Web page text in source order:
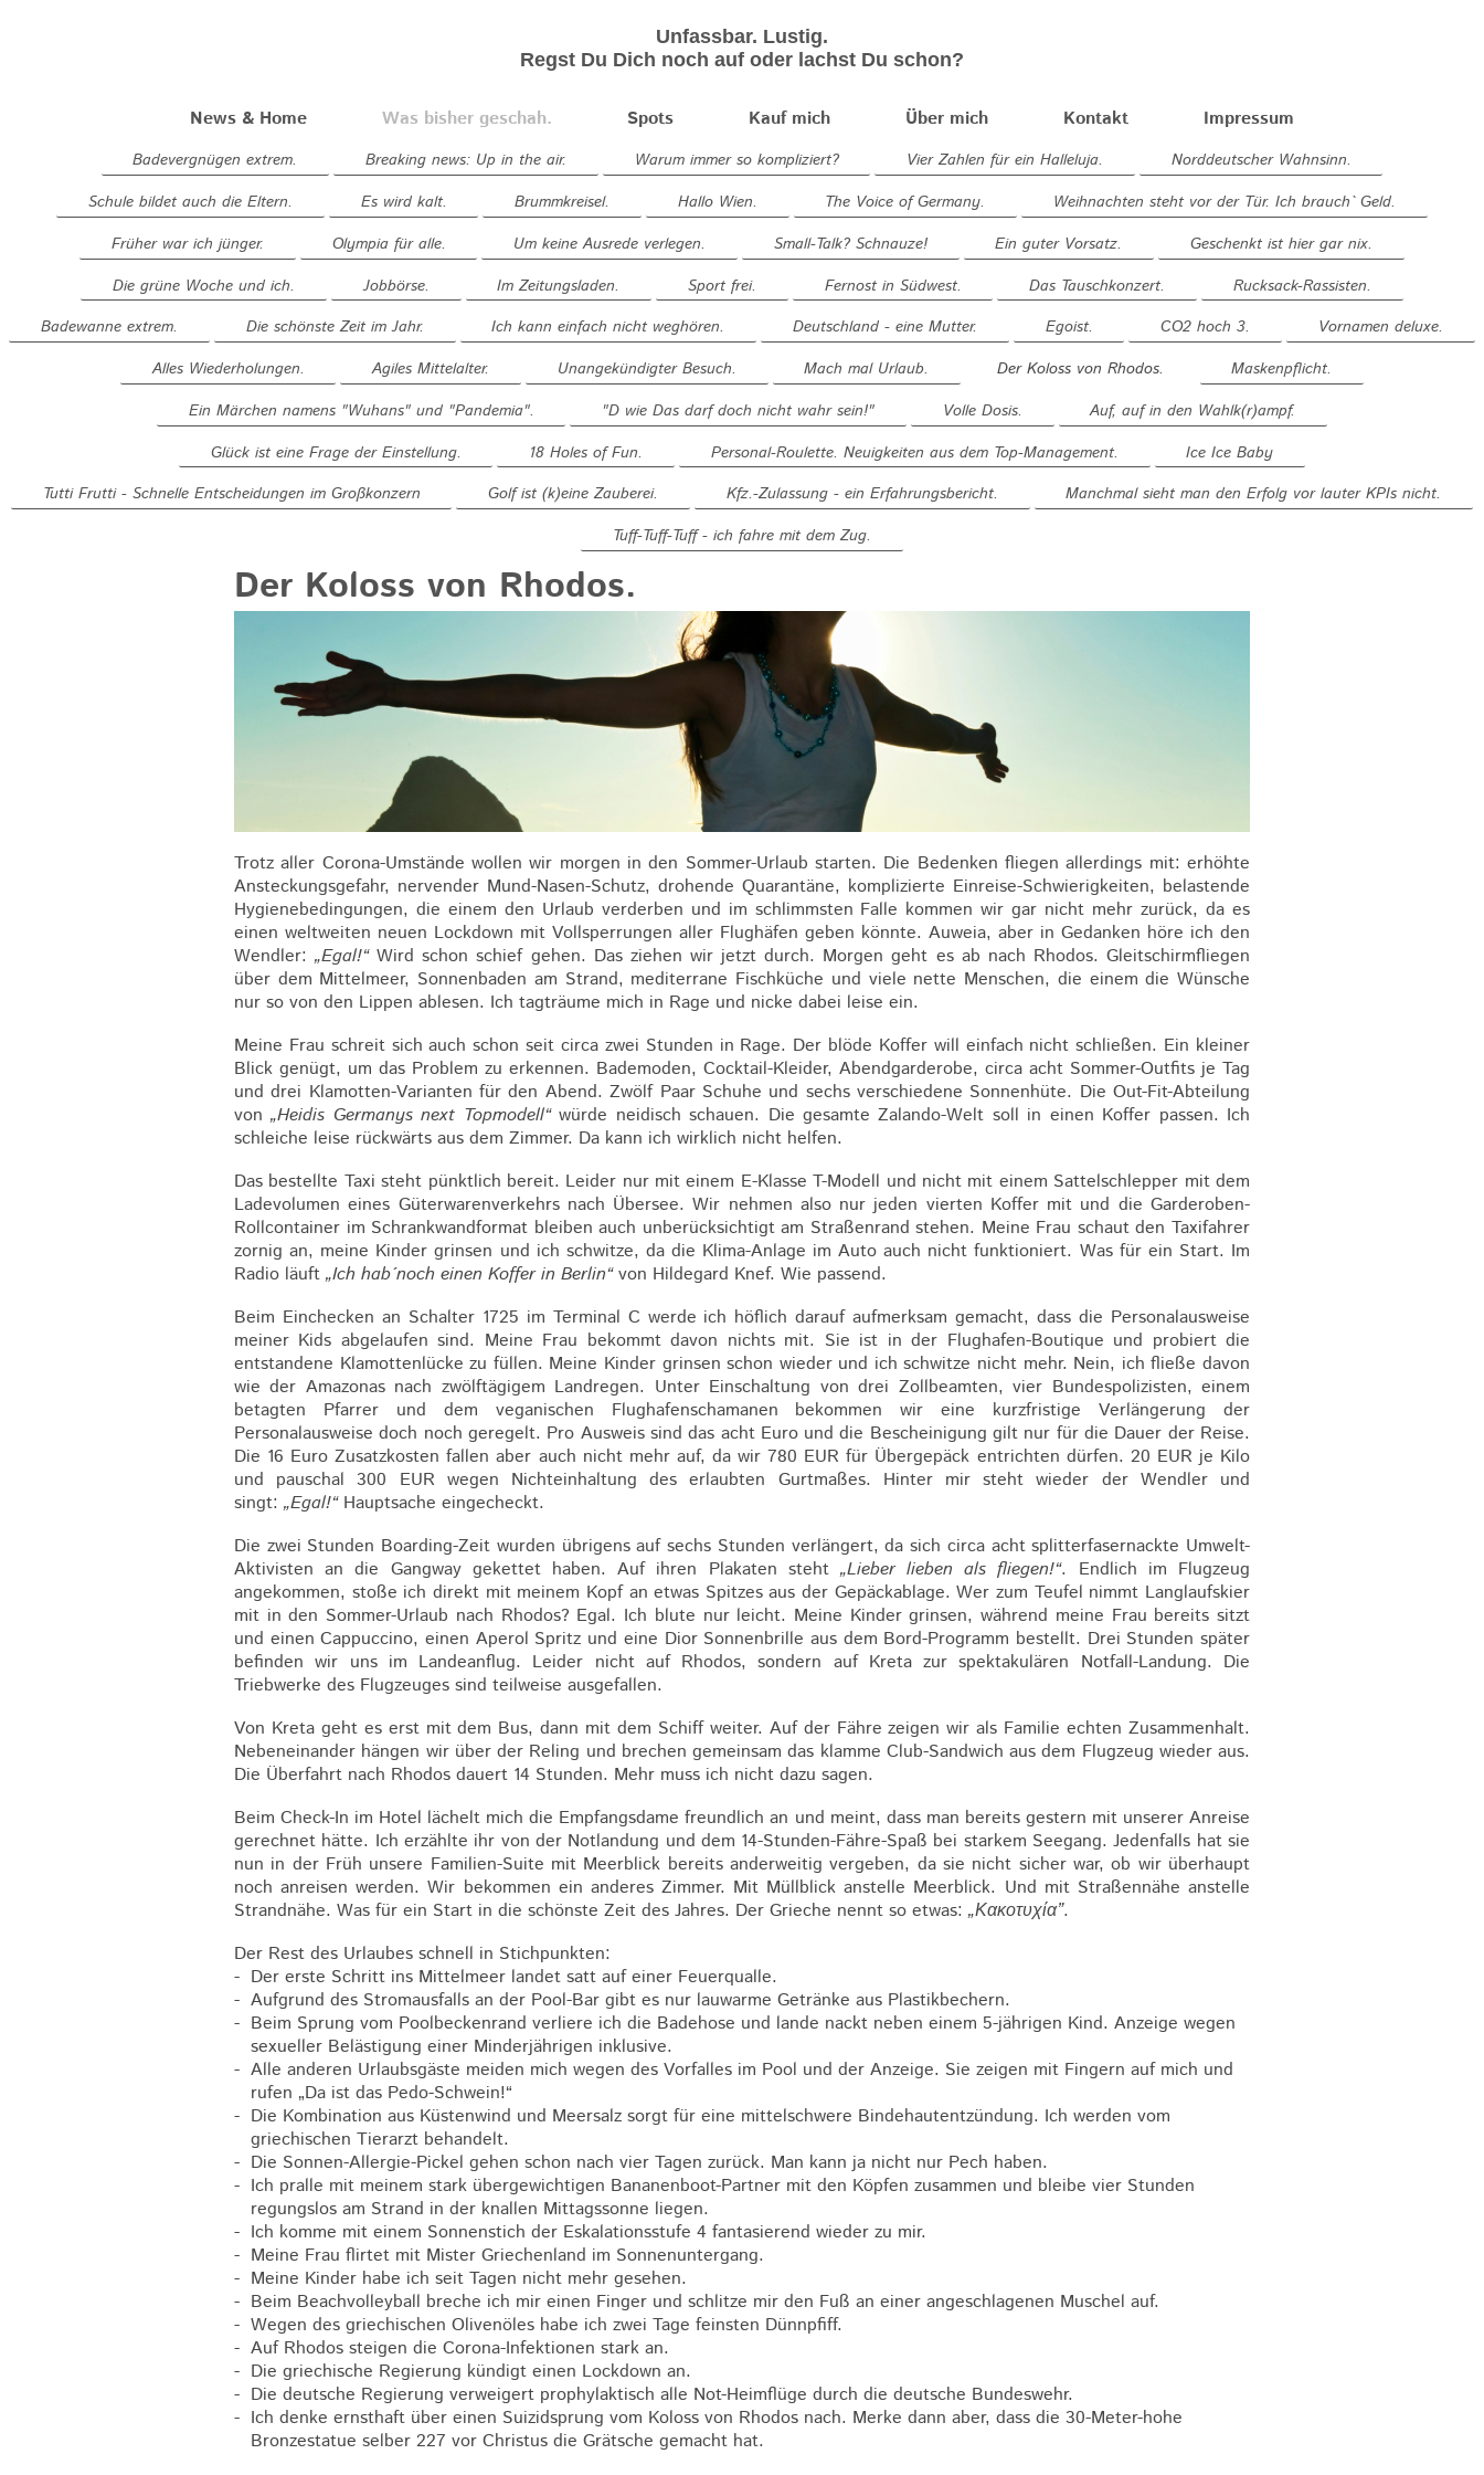
Unfassbar. Lustig.
Regst Du Dich noch auf oder lachst Du schon?
News & Home Was bisher geschah. Spots Kauf mich Über mich Kontakt Impressum
Badevergnügen extrem. Breaking news: Up in the air. Warum immer so kompliziert? Vier Zahlen für ein Halleluja.
Norddeutscher Wahnsinn.
Schule bildet auch die Eltern.
Es wird kalt. Brummkreisel. Hallo Wien. The Voice of Germany.
Weihnachten steht vor der Tür. Ich brauch` Geld.
Früher war ich jünger.
Olympia für alle. Um keine Ausrede verlegen. Small-Talk? Schnauze! Ein guter Vorsatz.
Geschenkt ist hier gar nix.
Die grüne Woche und ich.
Jobbörse. Im Zeitungsladen. Sport frei. Fernost in Südwest. Das Tauschkonzert.
Rucksack-Rassisten.
Badewanne extrem.
Die schönste Zeit im Jahr. Ich kann einfach nicht weghören. Deutschland - eine Mutter. Egoist. CO2 hoch 3.
Vornamen deluxe.
Alles Wiederholungen.
Agiles Mittelalter. Unangekündigter Besuch. Mach mal Urlaub. Der Koloss von Rhodos.
Maskenpflicht.
Ein Märchen namens "Wuhans" und "Pandemia".
"D wie Das darf doch nicht wahr sein!" Volle Dosis.
Auf, auf in den Wahlk(r)ampf.
Glück ist eine Frage der Einstellung.
18 Holes of Fun. Personal-Roulette. Neuigkeiten aus dem Top-Management.
Ice Ice Baby
Tutti Frutti - Schnelle Entscheidungen im Großkonzern
Golf ist (k)eine Zauberei. Kfz.-Zulassung - ein Erfahrungsbericht.
Manchmal sieht man den Erfolg vor lauter KPIs nicht.
Tuff-Tuff-Tuff - ich fahre mit dem Zug.
Der Koloss von Rhodos.
Trotz aller Corona-Umstände wollen wir morgen in den Sommer-Urlaub starten. Die Bedenken fliegen allerdings mit: erhöhte
Ansteckungsgefahr, nervender Mund-Nasen-Schutz, drohende Quarantäne, komplizierte Einreise-Schwierigkeiten, belastende
Hygienebedingungen, die einem den Urlaub verderben und im schlimmsten Falle kommen wir gar nicht mehr zurück, da es
einen weltweiten neuen Lockdown mit Vollsperrungen aller Flughäfen geben könnte. Auweia, aber in Gedanken höre ich den
Wendler:„Egal!“Wird schon schief gehen. Das ziehen wir jetzt durch. Morgen geht es ab nach Rhodos. Gleitschirmfliegen
über dem Mittelmeer, Sonnenbaden am Strand, mediterrane Fischküche und viele nette Menschen, die einem die Wünsche
nur so von den Lippen ablesen. Ich tagträume mich in Rage und nicke dabei leise ein.
Meine Frau schreit sich auch schon seit circa zwei Stunden in Rage. Der blöde Koffer will einfach nicht schließen. Ein kleiner
Blick genügt, um das Problem zu erkennen. Bademoden, Cocktail-Kleider, Abendgarderobe, circa acht Sommer-Outfits je Tag
und drei Klamotten-Varianten für den Abend. Zwölf Paar Schuhe und sechs verschiedene Sonnenhüte. Die Out-Fit-Abteilung
von„Heidis Germanys next Topmodell“würde neidisch schauen. Die gesamte Zalando-Welt soll in einen Koffer passen. Ich
schleiche leise rückwärts aus dem Zimmer. Da kann ich wirklich nicht helfen.
Das bestellte Taxi steht pünktlich bereit. Leider nur mit einem E-Klasse T-Modell und nicht mit einem Sattelschlepper mit dem
Ladevolumen eines Güterwarenverkehrs nach Übersee. Wir nehmen also nur jeden vierten Koffer mit und die Garderoben-
Rollcontainer im Schrankwandformat bleiben auch unberücksichtigt am Straßenrand stehen. Meine Frau schaut den Taxifahrer
zornig an, meine Kinder grinsen und ich schwitze, da die Klima-Anlage im Auto auch nicht funktioniert. Was für ein Start. Im
Radio läuft„Ich hab´noch einen Koffer in Berlin“von Hildegard Knef. Wie passend.
Beim Einchecken an Schalter 1725 im Terminal C werde ich höflich darauf aufmerksam gemacht, dass die Personalausweise
meiner Kids abgelaufen sind. Meine Frau bekommt davon nichts mit. Sie ist in der Flughafen-Boutique und probiert die
entstandene Klamottenlücke zu füllen. Meine Kinder grinsen schon wieder und ich schwitze nicht mehr. Nein, ich fließe davon
wie der Amazonas nach zwölftägigem Landregen. Unter Einschaltung von drei Zollbeamten, vier Bundespolizisten, einem
betagten Pfarrer und dem veganischen Flughafenschamanen bekommen wir eine kurzfristige Verlängerung der
Personalausweise doch noch geregelt. Pro Ausweis sind das acht Euro und die Bescheinigung gilt nur für die Dauer der Reise.
Die 16 Euro Zusatzkosten fallen aber auch nicht mehr auf, da wir 780 EUR für Übergepäck entrichten dürfen. 20 EUR je Kilo
und pauschal 300 EUR wegen Nichteinhaltung des erlaubten Gurtmaßes. Hinter mir steht wieder der Wendler und
singt:„Egal!“Hauptsache eingecheckt.
Die zwei Stunden Boarding-Zeit wurden übrigens auf sechs Stunden verlängert, da sich circa acht splitterfasernackte Umwelt-
Aktivisten an die Gangway gekettet haben. Auf ihren Plakaten steht„Lieber lieben als fliegen!“. Endlich im Flugzeug
angekommen, stoße ich direkt mit meinem Kopf an etwas Spitzes aus der Gepäckablage. Wer zum Teufel nimmt Langlaufskier
mit in den Sommer-Urlaub nach Rhodos? Egal. Ich blute nur leicht. Meine Kinder grinsen, während meine Frau bereits sitzt
und einen Cappuccino, einen Aperol Spritz und eine Dior Sonnenbrille aus dem Bord-Programm bestellt. Drei Stunden später
befinden wir uns im Landeanflug. Leider nicht auf Rhodos, sondern auf Kreta zur spektakulären Notfall-Landung. Die
Triebwerke des Flugzeuges sind teilweise ausgefallen.
Von Kreta geht es erst mit dem Bus, dann mit dem Schiff weiter. Auf der Fähre zeigen wir als Familie echten Zusammenhalt.
Nebeneinander hängen wir über der Reling und brechen gemeinsam das klamme Club-Sandwich aus dem Flugzeug wieder aus.
Die Überfahrt nach Rhodos dauert 14 Stunden. Mehr muss ich nicht dazu sagen.
Beim Check-In im Hotel lächelt mich die Empfangsdame freundlich an und meint, dass man bereits gestern mit unserer Anreise
gerechnet hätte. Ich erzählte ihr von der Notlandung und dem 14-Stunden-Fähre-Spaß bei starkem Seegang. Jedenfalls hat sie
nun in der Früh unsere Familien-Suite mit Meerblick bereits anderweitig vergeben, da sie nicht sicher war, ob wir überhaupt
noch anreisen werden. Wir bekommen ein anderes Zimmer. Mit Müllblick anstelle Meerblick. Und mit Straßennähe anstelle
Strandnähe. Was für ein Start in die schönste Zeit des Jahres. Der Grieche nennt so etwas:„Κακοτυχία”.
Der Rest des Urlaubes schnell in Stichpunkten:
- Der erste Schritt ins Mittelmeer landet satt auf einer Feuerqualle.
- Aufgrund des Stromausfalls an der Pool-Bar gibt es nur lauwarme Getränke aus Plastikbechern.
- Beim Sprung vom Poolbeckenrand verliere ich die Badehose und lande nackt neben einem 5-jährigen Kind. Anzeige wegen
sexueller Belästigung einer Minderjährigen inklusive.
- Alle anderen Urlaubsgäste meiden mich wegen des Vorfalles im Pool und der Anzeige. Sie zeigen mit Fingern auf mich und
rufen „Da ist das Pedo-Schwein!“
- Die Kombination aus Küstenwind und Meersalz sorgt für eine mittelschwere Bindehautentzündung. Ich werden vom
griechischen Tierarzt behandelt.
- Die Sonnen-Allergie-Pickel gehen schon nach vier Tagen zurück. Man kann ja nicht nur Pech haben.
- Ich pralle mit meinem stark übergewichtigen Bananenboot-Partner mit den Köpfen zusammen und bleibe vier Stunden
regungslos am Strand in der knallen Mittagssonne liegen.
- Ich komme mit einem Sonnenstich der Eskalationsstufe 4 fantasierend wieder zu mir.
- Meine Frau flirtet mit Mister Griechenland im Sonnenuntergang.
- Meine Kinder habe ich seit Tagen nicht mehr gesehen.
- Beim Beachvolleyball breche ich mir einen Finger und schlitze mir den Fuß an einer angeschlagenen Muschel auf.
- Wegen des griechischen Olivenöles habe ich zwei Tage feinsten Dünnpfiff.
- Auf Rhodos steigen die Corona-Infektionen stark an.
- Die griechische Regierung kündigt einen Lockdown an.
- Die deutsche Regierung verweigert prophylaktisch alle Not-Heimflüge durch die deutsche Bundeswehr.
- Ich denke ernsthaft über einen Suizidsprung vom Koloss von Rhodos nach. Merke dann aber, dass die 30-Meter-hohe
Bronzestatue selber 227 vor Christus die Grätsche gemacht hat.